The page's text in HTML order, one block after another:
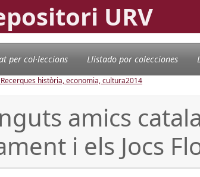
URV
per col·leccions Llistado por colecciones
història, economia, cultura2014
amics
i els Jocs